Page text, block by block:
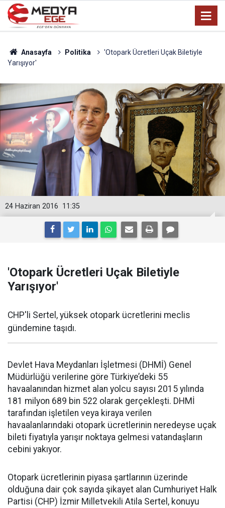
Anasayfa Politika
'Otopark Ücretleri Uçak Biletiyle
Yarışıyor'
11:35
24 Haziran 2016
'Otopark Ücretleri Uçak Biletiyle
Yarışıyor'
CHP'li Sertel, yüksek otopark ücretlerini meclis
gündemine taşıdı.
Devlet Hava Meydanları İşletmesi (DHMİ) Genel
Müdürlüğü verilerine göre Türkiye’deki 55
havaalanından hizmet alan yolcu sayısı 2015 yılında
181 milyon 689 bin 522 olarak gerçekleşti. DHMİ
tarafından işletilen veya kiraya verilen
havaalanlarındaki otopark ücretlerinin neredeyse uçak
bileti fiyatıyla yarışır noktaya gelmesi vatandaşların
cebini yakıyor.
Otopark ücretlerinin piyasa şartlarının üzerinde
olduğuna dair çok sayıda şikayet alan Cumhuriyet Halk
Partisi (CHP) İzmir Milletvekili Atila Sertel, konuyu